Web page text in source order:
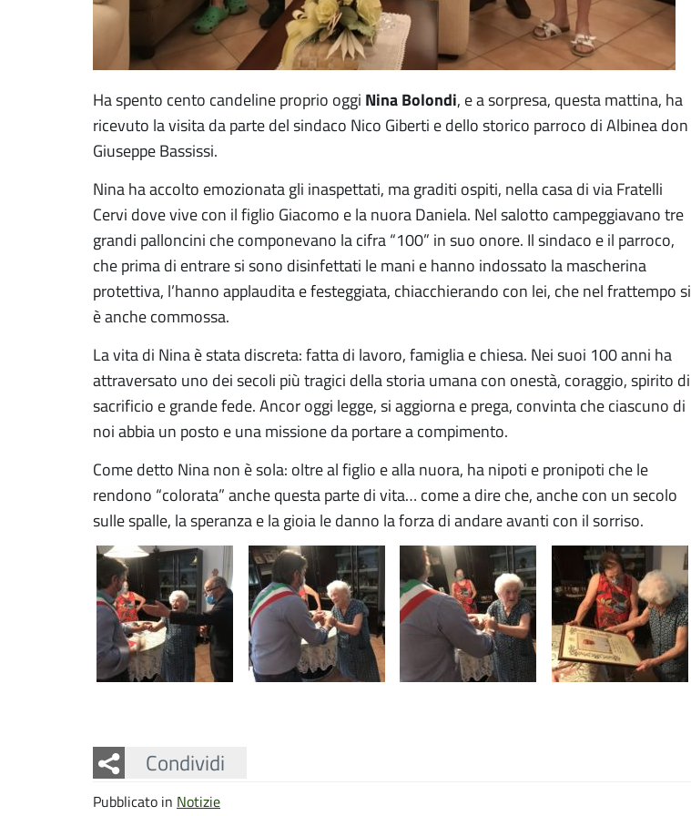
Ha spento cento candeline proprio oggi Nina Bolondi, e a sorpresa, questa mattina, ha
ricevuto la visita da parte del sindaco Nico Giberti e dello storico parroco di Albinea don
Giuseppe Bassissi.
Nina ha accolto emozionata gli inaspettati, ma graditi ospiti, nella casa di via Fratelli
Cervi dove vive con il figlio Giacomo e la nuora Daniela. Nel salotto campeggiavano tre
grandi palloncini che componevano la cifra “100” in suo onore. Il sindaco e il parroco,
che prima di entrare si sono disinfettati le mani e hanno indossato la mascherina
protettiva, l’hanno applaudita e festeggiata, chiacchierando con lei, che nel frattempo si
è anche commossa.
La vita di Nina è stata discreta: fatta di lavoro, famiglia e chiesa. Nei suoi 100 anni ha
attraversato uno dei secoli più tragici della storia umana con onestà, coraggio, spirito di
sacrificio e grande fede. Ancor oggi legge, si aggiorna e prega, convinta che ciascuno di
noi abbia un posto e una missione da portare a compimento.
Come detto Nina non è sola: oltre al figlio e alla nuora, ha nipoti e pronipoti che le
rendono “colorata” anche questa parte di vita… come a dire che, anche con un secolo
sulle spalle, la speranza e la gioia le danno la forza di andare avanti con il sorriso.
Condividi
Facebook
Twitter
Whatsapp
Pubblicato in Notizie